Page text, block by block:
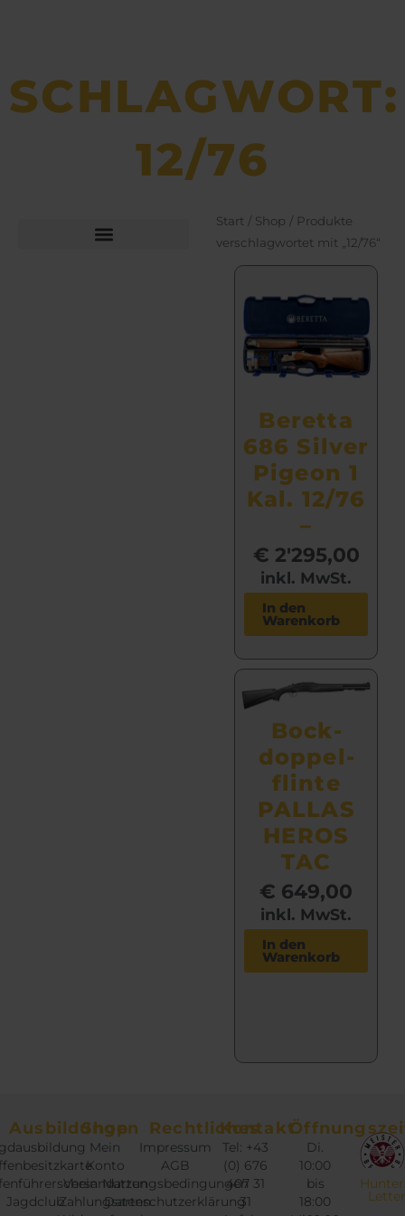
SCHLAGWORT:
12/76
Start / Shop / Produkte
verschlagwortet mit „12/76“
Beretta
686 Silver
Pigeon 1
Kal. 12/76
–
€ 2'295,00
inkl. MwSt.
In den
Warenkorb
Bock­
doppel­
flinte
PALLAS
HEROS
TAC
€ 649,00
inkl. MwSt.
In den
Warenkorb
Ausbildungen
Jagdclub
Shop
Mein
Konto
Versandarten
Zahlungsarten
Rechtliches
Impressum
AGB
Nutzungsbedingungen
Datenschutzerklärung
Kontakt
Tel: +43
(0) 676
407 31
31
Di.
10:00
bis
18:00